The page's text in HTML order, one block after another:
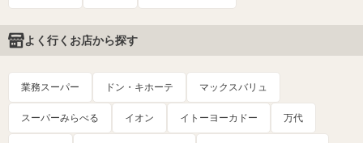
よく行くお店から探す
業務スーパー ドン・キホーテ マックスバリュ
スーパーみらべる イオン イトーヨーカドー 万代